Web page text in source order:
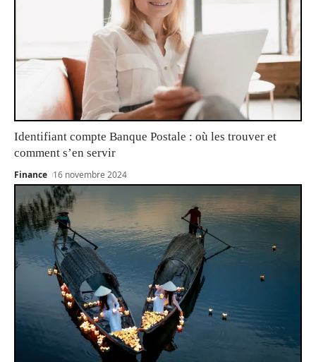
Identifiant compte Banque Postale : où les trouver et
comment s’en servir
Finance 16 novembre 2024